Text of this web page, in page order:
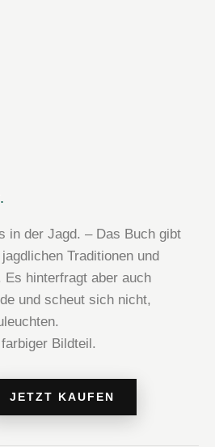
in der Jagd. – Das Buch gibt
Traditionen und
Es hinterfragt aber auch
und scheut sich nicht,
Bildteil.
JETZT KAUFEN